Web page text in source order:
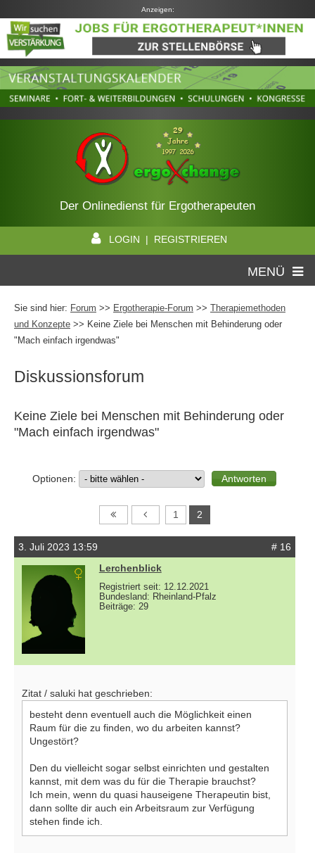
Anzeigen:
Der Onlinedienst für Ergotherapeuten
LOGIN | REGISTRIEREN
MENÜ
Sie sind hier: Forum >> Ergotherapie-Forum >> Therapiemethoden
und Konzepte >> Keine Ziele bei Menschen mit Behinderung oder
"Mach einfach irgendwas"
Diskussionsforum
Keine Ziele bei Menschen mit Behinderung oder
"Mach einfach irgendwas"
Optionen:
1 2
3. Juli 2023 13:59
# 16
Lerchenblick
Registriert seit: 12.12.2021
Bundesland: Rheinland-Pfalz
Beiträge: 29
Zitat / saluki hat geschrieben:
besteht denn eventuell auch die Möglichkeit einen
Raum für die zu finden, wo du arbeiten kannst?
Ungestört?
Den du vielleicht sogar selbst einrichten und gestalten
kannst, mit dem was du für die Therapie brauchst?
Ich mein, wenn du quasi hauseigene Therapeutin bist,
dann sollte dir auch ein Arbeitsraum zur Verfügung
stehen finde ich.